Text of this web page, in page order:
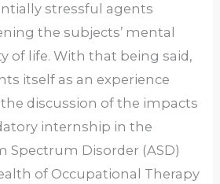
stressful agents
the subjects’ mental
of life. With that being said,
itself as an experience
discussion of the impacts
internship in the
Spectrum Disorder (ASD)
of Occupational Therapy